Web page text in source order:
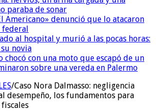
paraba de sonar
Americano» denunció que lo atacaron
al hospital y murió a las pocas horas:
novia
con una moto que escapó de un
sobre una vereda en Palermo
/Caso Nora Dalmasso: negligencia
desempeño, los fundamentos para